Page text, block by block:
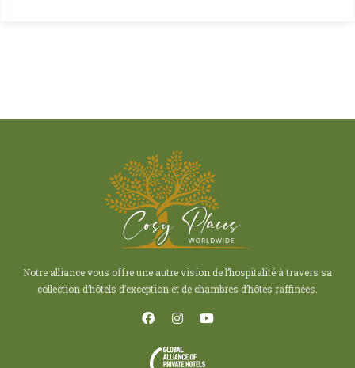
Notre alliance vous offre une autre vision de l’hospitalité à travers sa
collection d’hôtels d’exception et de chambres d’hôtes raffinées.